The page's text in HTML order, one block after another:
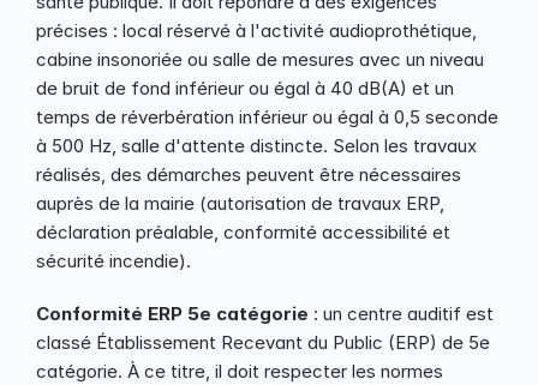
précises : local réservé à l'activité audioprothétique,
cabine insonoriée ou salle de mesures avec un niveau
de bruit de fond inférieur ou égal à 40 dB(A) et un
temps de réverbération inférieur ou égal à 0,5 seconde
à 500 Hz, salle d'attente distincte. Selon les travaux
réalisés, des démarches peuvent être nécessaires
auprès de la mairie (autorisation de travaux ERP,
déclaration préalable, conformité accessibilité et
sécurité incendie).
Conformité ERP 5e catégorie : un centre auditif est
classé Établissement Recevant du Public (ERP) de 5e
catégorie. À ce titre, il doit respecter les normes